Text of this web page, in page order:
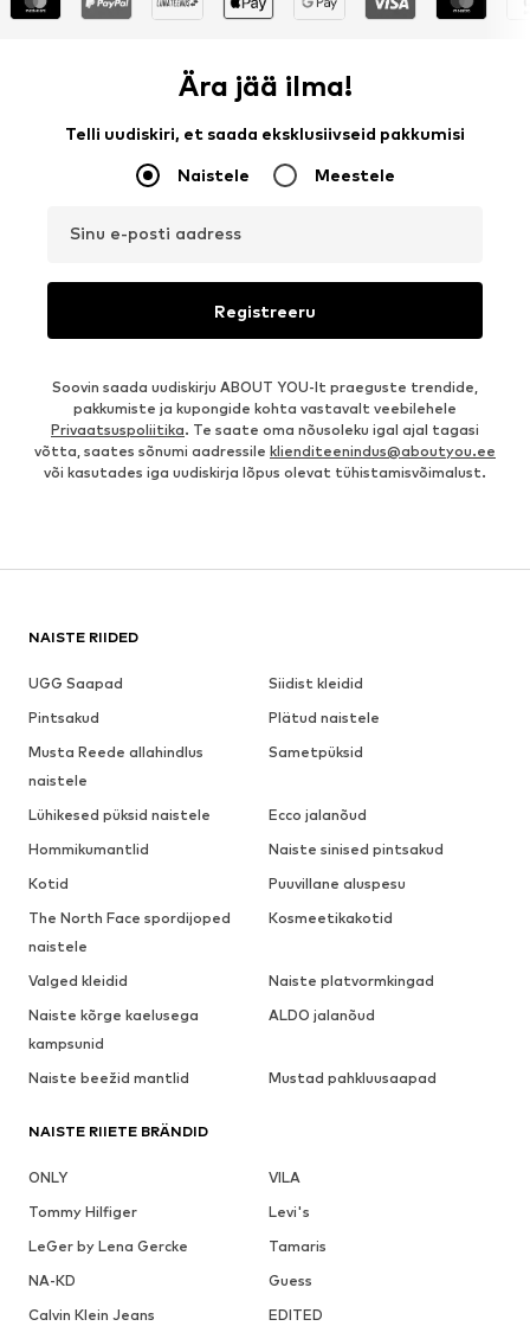
Ära jää ilma!
Telli uudiskiri, et saada eksklusiivseid pakkumisi
Naistele Meestele
Sinu e-posti aadress
Registreeru
Soovin saada uudiskirju ABOUT YOU-lt praeguste trendide,
pakkumiste ja kupongide kohta vastavalt veebilehele
Privaatsuspoliitika. Te saate oma nõusoleku igal ajal tagasi
võtta, saates sõnumi aadressile klienditeenindus@aboutyou.ee
või kasutades iga uudiskirja lõpus olevat tühistamisvõimalust.
NAISTE RIIDED
UGG Saapad
Siidist kleidid
Pintsakud
Plätud naistele
Musta Reede allahindlus
naistele
Sametpüksid
Lühikesed püksid naistele
Ecco jalanõud
Hommikumantlid
Naiste sinised pintsakud
Kotid
Puuvillane aluspesu
The North Face spordijoped
naistele
Kosmeetikakotid
Valged kleidid
Naiste platvormkingad
Naiste kõrge kaelusega
kampsunid
ALDO jalanõud
Naiste beežid mantlid Mustad pahkluusaapad
NAISTE RIIETE BRÄNDID
ONLY
VILA
Tommy Hilfiger
Levi's
LeGer by Lena Gercke
Tamaris
NA-KD
Guess
Calvin Klein Jeans
EDITED